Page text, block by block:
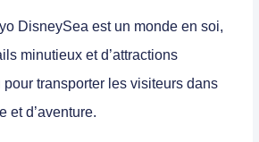
DisneySea est un monde en soi,
minutieux et d’attractions
transporter les visiteurs dans
et d’aventure.